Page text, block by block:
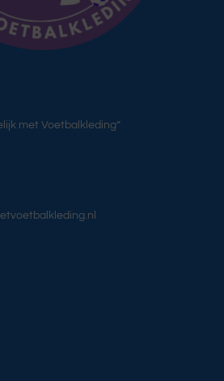
met Voetbalkleding”